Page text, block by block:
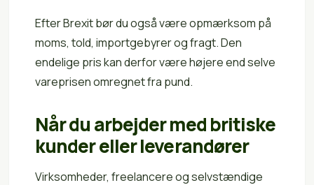
Efter Brexit bør du også være opmærksom på
moms, told, importgebyrer og fragt. Den
endelige pris kan derfor være højere end selve
vareprisen omregnet fra pund.
Når du arbejder med britiske
kunder eller leverandører
Virksomheder, freelancere og selvstændige